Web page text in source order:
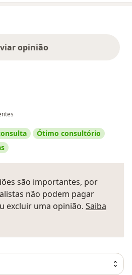
opinião
Ótimo consultório
são importantes, por
não podem pagar
excluir uma opinião. Saiba